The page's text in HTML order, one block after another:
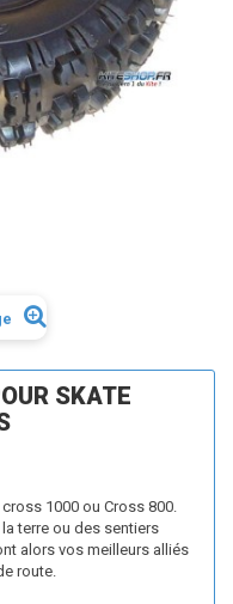
SKATE
1000 ou Cross 800.
terre ou des sentiers
alors vos meilleurs alliés
route.